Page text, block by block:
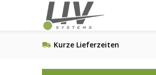
Kurze Lieferzeiten